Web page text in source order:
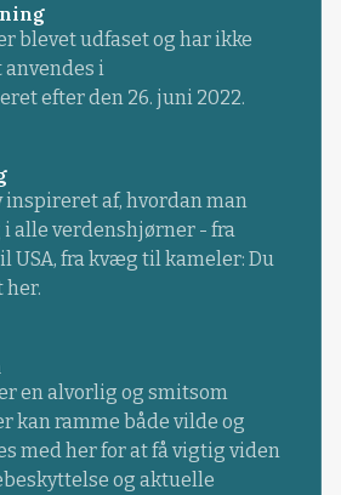
blevet udfaset og har ikke
i
efter den 26. juni 2022.
af, hvordan man
alle verdenshjørner - fra
USA, fra kvæg til kameler: Du
her.
en alvorlig og smitsom
kan ramme både vilde og
med her for at få vigtig viden
og aktuelle